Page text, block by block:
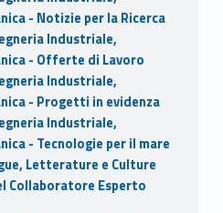
- Notizie per la Ricerca
Industriale,
- Offerte di Lavoro
Industriale,
- Progetti in evidenza
Industriale,
- Tecnologie per il mare
Letterature e Culture
Collaboratore Esperto